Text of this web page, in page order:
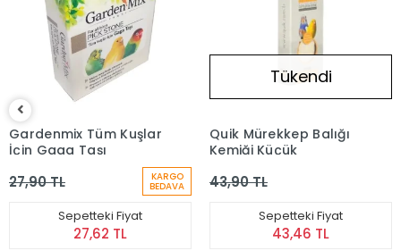
Gardenmix Tüm Kuşlar
İçin Gaga Taşı
27,90 TL KARGO
BEDAVA
Sepetteki Fiyat
27,62 TL
Tükendi
Quik Mürekkep Balığı
Kemiği Küçük
43,90 TL
Sepetteki Fiyat
43,46 TL